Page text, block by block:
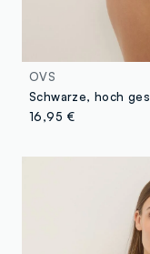
OVS
16,95 €